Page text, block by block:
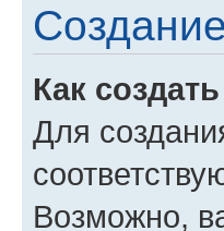
Как
Для
Возможно,